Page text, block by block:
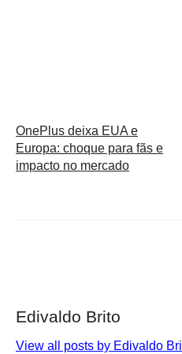
OnePlus deixa EUA e
Europa: choque para fãs e
impacto no mercado
Edivaldo Brito
View all posts by Edivaldo